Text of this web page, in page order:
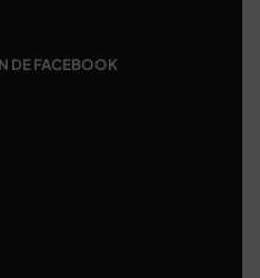
DE FACEBOOK